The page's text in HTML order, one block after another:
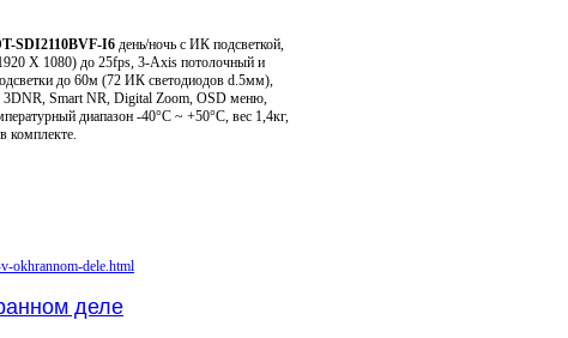
SDI2110BVF-I6 день/ночь с ИК подсветкой,
X 1080) до 25fps, 3-Axis потолочный и
до 60м (72 ИК светодиодов d.5мм),
Smart NR, Digital Zoom, OSD меню,
диапазон -40°C ~ +50°C, вес 1,4кг,
комплекте.
деле